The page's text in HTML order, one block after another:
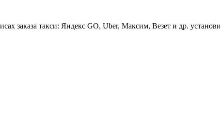
заказа такси: Яндекс GO, Uber, Максим, Везет и др.